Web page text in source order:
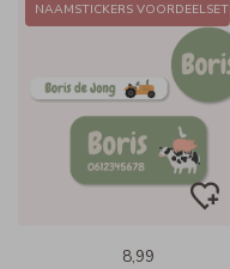
NAAMSTICKERS VOORDEELSET
8,99